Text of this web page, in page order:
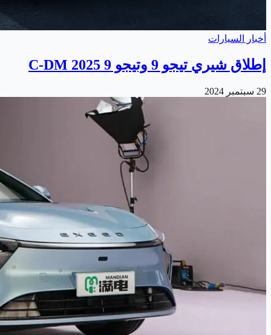
أخبار السيارات
إطلاق شيري تيجو 9 وتيجو 9 C-DM 2025
29 سبتمبر 2024